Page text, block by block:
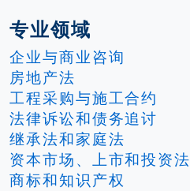
专业领域
企业与商业咨询
房地产法
⼯程采购与施⼯合约
法律诉讼和债务追讨
继承法和家庭法
资本市场、上市和投资法
商标和知识产权